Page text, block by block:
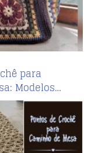
para
Modelos…